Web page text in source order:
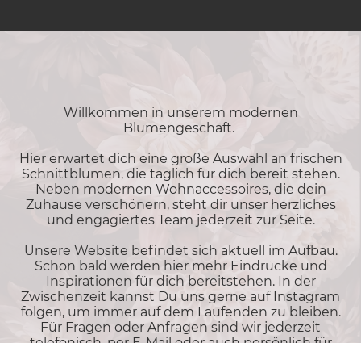
Willkommen in unserem modernen
Blumengeschäft.
Hier erwartet dich eine große Auswahl an frischen
Schnittblumen, die täglich für dich bereit stehen.
Neben modernen Wohnaccessoires, die dein
Zuhause verschönern, steht dir unser herzliches
und engagiertes Team jederzeit zur Seite.
Unsere Website befindet sich aktuell im Aufbau.
Schon bald werden hier mehr Eindrücke und
Inspirationen für dich bereitstehen. In der
Zwischenzeit kannst Du uns gerne auf Instagram
folgen, um immer auf dem Laufenden zu bleiben.
Für Fragen oder Anfragen sind wir jederzeit